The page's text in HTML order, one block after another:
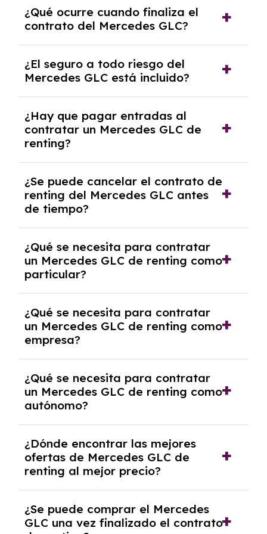
contrato y puede variar entre 10,000 y
30,000 km anuales. Si excedes ese límite,
puede haber un cargo adicional.
¿Qué ocurre cuando finaliza el
contrato del Mercedes GLC?
coche, renovarlo por uno nuevo o, en algunos
casos, comprarlo a un precio previamente
acordado.
¿El seguro a todo riesgo del
Mercedes GLC está incluido?
Mercedes GLC con el seguro a todo riesgo sin
franquicia incluido dentro de las cuotas
mensuales.
¿Hay que pagar entradas al
contratar un Mercedes GLC de
renting?
tendrás que pagar ningún tipo de entrada
salvo en casos que lo exija el proveedor
debido al resultado del estudio de viabilidad
económica.
¿Se puede cancelar el contrato de
renting del Mercedes GLC antes
de tiempo?
pero puede haber penalizaciones por
cancelación anticipada. Es importante revisar
las condiciones del contrato y hablar con un
experto que te asesore.
¿Qué se necesita para contratar
un Mercedes GLC de renting como
particular?
y, en algunos casos, una consulta de solvencia
crediticia y un pago inicial.
¿Qué se necesita para contratar
un Mercedes GLC de renting como
empresa?
documentación financiera y, en algunos
casos, un informe de solvencia de la empresa
y un pago inicial.
¿Qué se necesita para contratar
un Mercedes GLC de renting como
autónomo?
autónomos, justificante de ingresos y, en
algunos casos, un informe fiscal y un pago
inicial.
¿Dónde encontrar las mejores
ofertas de Mercedes GLC de
renting al mejor precio?
mejores ofertas de vehículos de renting con
todos los gastos incluidos y sin pagar
¿Se puede comprar el Mercedes
GLC una vez finalizado el contrato